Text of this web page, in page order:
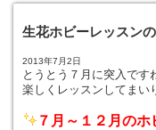
生花ホビーレッスン
2013年7月2日
とうとう７月に突入です
楽しくレッスンしてまい
７月～１２月の